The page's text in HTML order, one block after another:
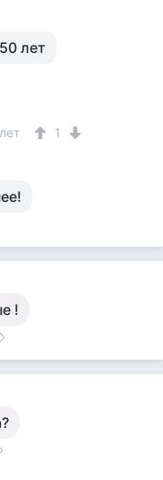
лет
1
!